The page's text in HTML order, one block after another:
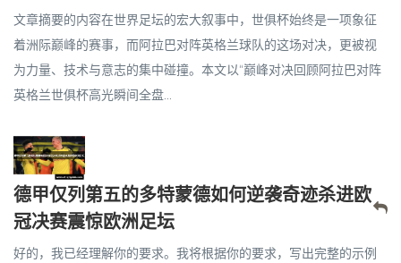
文章摘要的内容在世界足坛的宏大叙事中，世俱杯始终是一项象征
着洲际巅峰的赛事，而阿拉巴对阵英格兰球队的这场对决，更被视
为力量、技术与意志的集中碰撞。本文以“巅峰对决回顾阿拉巴对阵
英格兰世俱杯高光瞬间全盘...
德甲仅列第五的多特蒙德如何逆袭奇迹杀进欧
冠决赛震惊欧洲足坛
好的，我已经理解你的要求。我将根据你的要求，写出完整的示例